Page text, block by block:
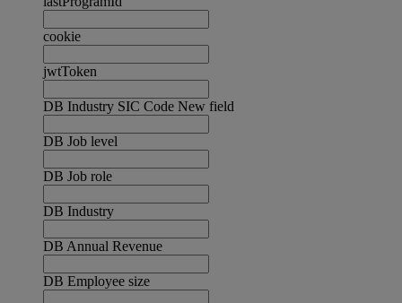
cookie
jwtToken
DB Industry SIC Code New field
DB Job level
DB Job role
DB Industry
DB Annual Revenue
DB Employee size